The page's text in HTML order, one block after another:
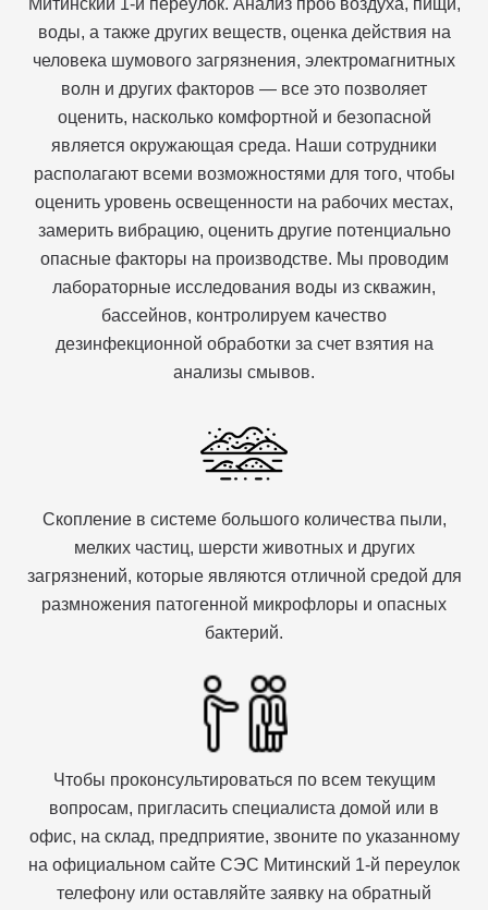
Митинский 1-й переулок. Анализ проб воздуха, пищи,
воды, а также других веществ, оценка действия на
человека шумового загрязнения, электромагнитных
волн и других факторов — все это позволяет
оценить, насколько комфортной и безопасной
является окружающая среда. Наши сотрудники
располагают всеми возможностями для того, чтобы
оценить уровень освещенности на рабочих местах,
замерить вибрацию, оценить другие потенциально
опасные факторы на производстве. Мы проводим
лабораторные исследования воды из скважин,
бассейнов, контролируем качество
дезинфекционной обработки за счет взятия на
анализы смывов.
Скопление в системе большого количества пыли,
мелких частиц, шерсти животных и других
загрязнений, которые являются отличной средой для
размножения патогенной микрофлоры и опасных
бактерий.
Чтобы проконсультироваться по всем текущим
вопросам, пригласить специалиста домой или в
офис, на склад, предприятие, звоните по указанному
на официальном сайте СЭС Митинский 1-й переулок
телефону или оставляйте заявку на обратный